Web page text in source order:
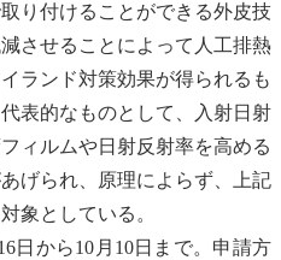
り付けることができる外皮技
させることによって人工排熱
ランド対策効果が得られるも
表的なものとして、入射日射
ィルムや日射反射率を高める
げられ、原理によらず、上記
象としている。
日から10月10日まで。申請方